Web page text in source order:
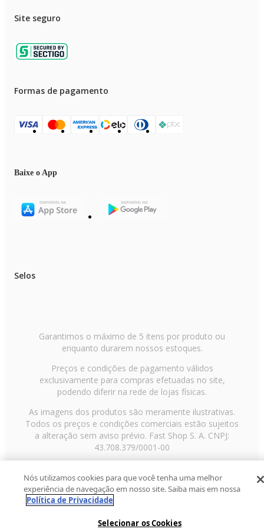
Site seguro
Formas de pagamento
Baixe o App
Selos
Garantimos o máximo de 5 itens por produto ou
enquanto durarem nossos estoques.
Preços e condições de pagamento válidos
exclusivamente para compras efetuadas no site,
podendo diferir na rede de lojas físicas.
As imagens dos produtos são meramente ilustrativas.
Todos os preços e condições comerciais estão sujeitos
a alteração sem aviso prévio. Fast Shop S. A. CNPJ:
43.708.379/0001-00
Paulo/SP, CEP 02029-001, Telefone: 11 3003-3728 ©
2013 Fast Shop - Todos os direitos reservadosRF
Nós utilizamos cookies para que você tenha uma melhor
experiência de navegação em nosso site. Saiba mais em nossa
Política de Privacidade
Selecionar os Cookies